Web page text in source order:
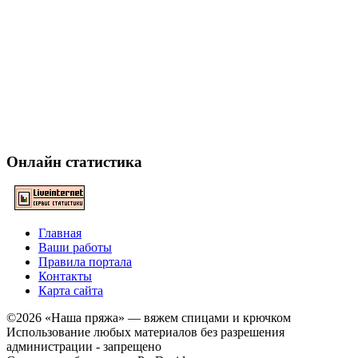
Онлайн статистика
Главная
Ваши работы
Правила портала
Контакты
Карта сайта
©2026 «Наша пряжа» — вяжем спицами и крючком
Использование любых материалов без разрешения
администрации - запрещено